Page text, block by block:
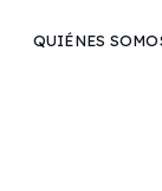
QUIÉNES